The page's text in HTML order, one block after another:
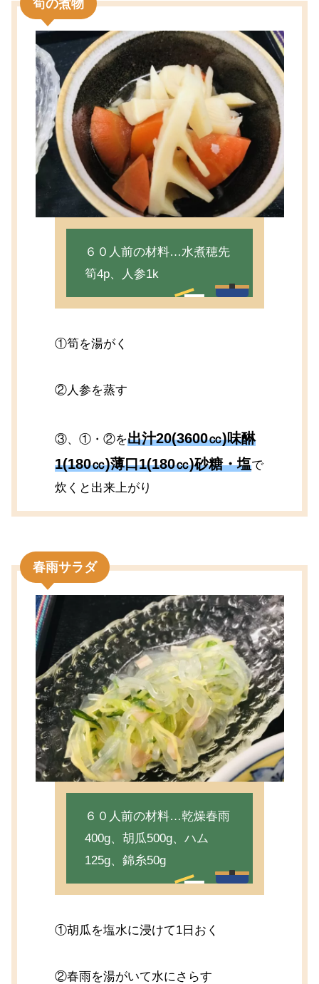
筍の煮物
６０人前の材料…水煮穂先
筍4p、人参1k
①筍を湯がく
②人参を蒸す
③、①・②を出汁20(3600㏄)味醂
1(180㏄)薄口1(180㏄)砂糖・塩で
炊くと出来上がり
春雨サラダ
６０人前の材料…乾燥春雨
400g、胡瓜500g、ハム
125g、錦糸50g
①胡瓜を塩水に浸けて1日おく
②春雨を湯がいて水にさらす